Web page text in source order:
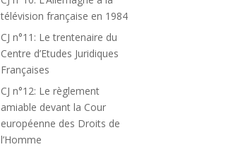
télévision française en 1984
CJ n°11: Le trentenaire du
Centre d’Etudes Juridiques
Françaises
CJ n°12: Le règlement
amiable devant la Cour
européenne des Droits de
l’Homme